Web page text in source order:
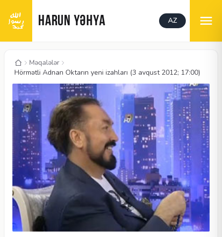
HARUN YƏHYA AZ
Məqalələr
Hörmətli Adnan Oktarın yeni izahları (3 avqust 2012; 17:00)